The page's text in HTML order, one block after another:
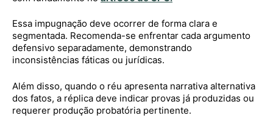
Essa impugnação deve ocorrer de forma clara e
segmentada. Recomenda-se enfrentar cada argumento
defensivo separadamente, demonstrando
inconsistências fáticas ou jurídicas.
Além disso, quando o réu apresenta narrativa alternativa
dos fatos, a réplica deve indicar provas já produzidas ou
requerer produção probatória pertinente.